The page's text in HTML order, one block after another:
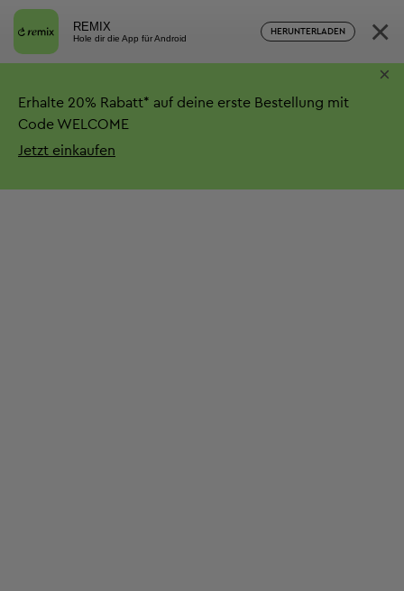
REMIX
Hole dir die App für Android
HERUNTERLADEN ×
Erhalte 20% Rabatt* auf deine erste Bestellung mit
Code WELCOME
Jetzt einkaufen
×